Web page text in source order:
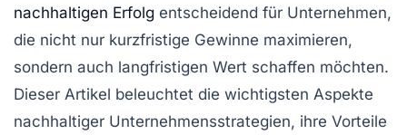
nachhaltigen Erfolg entscheidend für Unternehmen,
die nicht nur kurzfristige Gewinne maximieren,
sondern auch langfristigen Wert schaffen möchten.
Dieser Artikel beleuchtet die wichtigsten Aspekte
nachhaltiger Unternehmensstrategien, ihre Vorteile